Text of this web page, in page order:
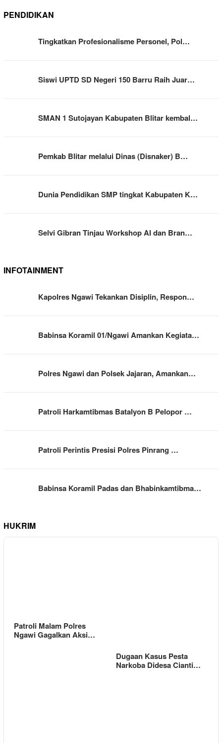
PENDIDIKAN
Tingkatkan Profesionalisme Personel, Pol…
Siswi UPTD SD Negeri 150 Barru Raih Juar…
SMAN 1 Sutojayan Kabupaten Blitar kembal…
Pemkab Blitar melalui Dinas (Disnaker) B…
Dunia Pendidikan SMP tingkat Kabupaten K…
Selvi Gibran Tinjau Workshop AI dan Bran…
INFOTAINMENT
Kapolres Ngawi Tekankan Disiplin, Respon…
Babinsa Koramil 01/Ngawi Amankan Kegiata…
Polres Ngawi dan Polsek Jajaran, Amankan…
Patroli Harkamtibmas Batalyon B Pelopor …
Patroli Perintis Presisi Polres Pinrang …
Babinsa Koramil Padas dan Bhabinkamtibma…
HUKRIM
Patroli Malam Polres
Ngawi Gagalkan Aksi…
Dugaan Kasus Pesta
Narkoba Didesa Cianti…